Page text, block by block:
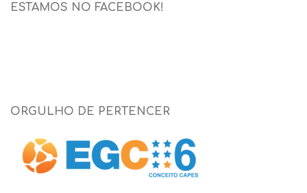
ESTAMOS NO FACEBOOK!
ORGULHO DE PERTENCER